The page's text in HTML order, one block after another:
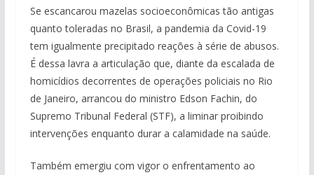
A
p
p
o
o
k
Li
n
k
Se escancarou mazelas socioeconômicas tão antigas
quanto toleradas no Brasil, a pandemia da Covid-19
tem igualmente precipitado reações à série de abusos.
É dessa lavra a articulação que, diante da escalada de
homicídios decorrentes de operações policiais no Rio
de Janeiro, arrancou do ministro Edson Fachin, do
Supremo Tribunal Federal (STF), a liminar proibindo
intervenções enquanto durar a calamidade na saúde.
Também emergiu com vigor o enfrentamento ao